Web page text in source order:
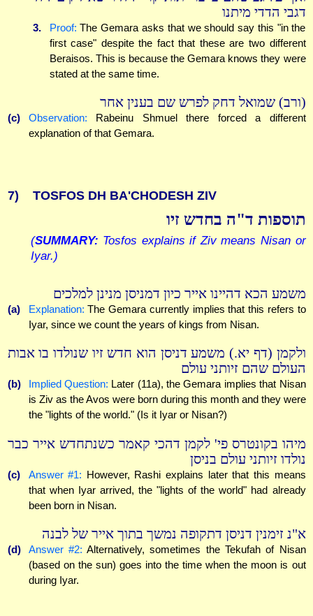
דגבי הדדי מיתנו
3. Proof: The Gemara asks that we should say this "in the
first case" despite the fact that these are two different
Beraisos. This is because the Gemara knows they were
stated at the same time.
(ורב) שמואל דחק לפרש שם בענין אחר
(c) Observation: Rabeinu Shmuel there forced a different
explanation of that Gemara.
7) TOSFOS DH BA'CHODESH ZIV
תוספות ד"ה בחדש זיו
(SUMMARY: Tosfos explains if Ziv means Nisan or
Iyar.)
משמע הכא דהיינו אייר כיון דמניסן מנינן למלכים
(a) Explanation: The Gemara currently implies that this refers to
Iyar, since we count the years of kings from Nisan.
ולקמן (דף יא.) משמע דניסן הוא חדש זיו שנולדו בו אבות
העולם שהם זיותני עולם
(b) Implied Question: Later (11a), the Gemara implies that Nisan
is Ziv as the Avos were born during this month and they were
the "lights of the world." (Is it Iyar or Nisan?)
מיהו בקונטרס פי' לקמן דהכי קאמר כשנתחדש אייר כבר
נולדו זיותני עולם בניסן
(c) Answer #1: However, Rashi explains later that this means
that when Iyar arrived, the "lights of the world" had already
been born in Nisan.
א"נ זימנין דניסן דתקופה נמשך בתוך אייר של לבנה
(d) Answer #2: Alternatively, sometimes the Tekufah of Nisan
(based on the sun) goes into the time when the moon is out
during Iyar.